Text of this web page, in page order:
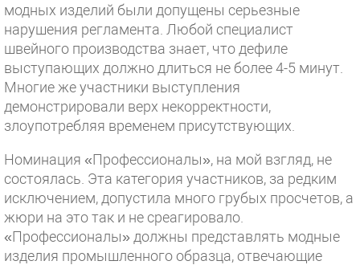
модных изделий были допущены серьезные
нарушения регламента. Любой специалист
швейного производства знает, что дефиле
выступающих должно длиться не более 4-5 минут.
Многие же участники выступления
демонстрировали верх некорректности,
злоупотребляя временем присутствующих.
Номинация «Профессионалы», на мой взгляд, не
состоялась. Эта категория участников, за редким
исключением, допустила много грубых просчетов, а
жюри на это так и не среагировало.
«Профессионалы» должны представлять модные
изделия промышленного образца, отвечающие